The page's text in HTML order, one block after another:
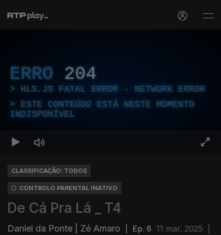
ERRO 204
HLS.JS FATAL ERROR - NETWORK ERROR
ESTE CONTEÚDO ESTÁ NESTE MOMENTO
INDISPONÍVEL
CLASSIFICAÇÃO: TODOS
CONTROLO PARENTAL INATIVO
De Cá Pra Lá _ T4
Daniel da Ponte | Zé Amaro Ep. 6 11 mar. 2025